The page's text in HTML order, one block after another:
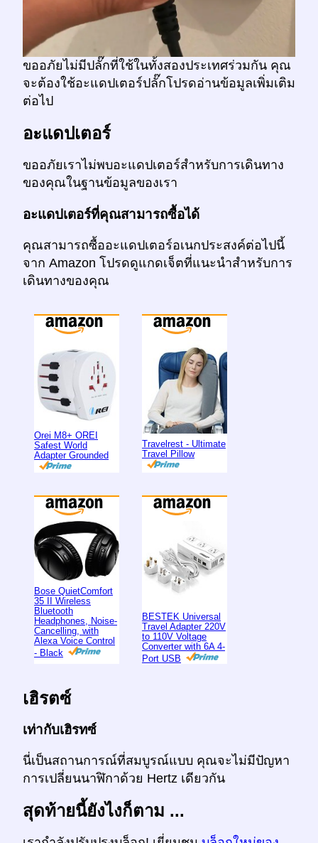
ขออภัยไม่มีปลั๊กที่ใช้ในทั้งสองประเทศร่วมกัน คุณ
จะต้องใช้อะแดปเตอร์ปลั๊กโปรดอ่านข้อมูลเพิ่มเติม
ต่อไป
อะแดปเตอร์
ขออภัยเราไม่พบอะแดปเตอร์สำหรับการเดินทาง
ของคุณในฐานข้อมูลของเรา
อะแดปเตอร์ที่คุณสามารถซื้อได้
คุณสามารถซื้ออะแดปเตอร์อเนกประสงค์ต่อไปนี้
จาก Amazon โปรดดูแกดเจ็ตที่แนะนำสำหรับการ
เดินทางของคุณ
Orei M8+ OREI
Safest World
Adapter Grounded
Travelrest - Ultimate
Travel Pillow
Bose QuietComfort
35 II Wireless
Bluetooth
Headphones, Noise-
Cancelling, with
Alexa Voice Control
- Black
BESTEK Universal
Travel Adapter 220V
to 110V Voltage
Converter with 6A 4-
Port USB
เฮิรตซ์
เท่ากับเฮิรทซ์
นี่เป็นสถานการณ์ที่สมบูรณ์แบบ คุณจะไม่มีปัญหา
การเปลี่ยนนาฬิกาด้วย Hertz เดียวกัน
สุดท้ายนี้ยังไงก็ตาม ...